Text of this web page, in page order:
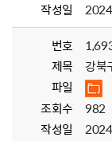
작성일
번호
제목
강북
파일
조회수
982
작성일